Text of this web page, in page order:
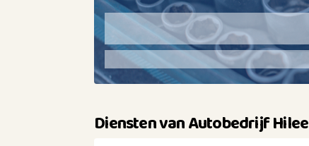
Diensten van Autobedrijf Hilee